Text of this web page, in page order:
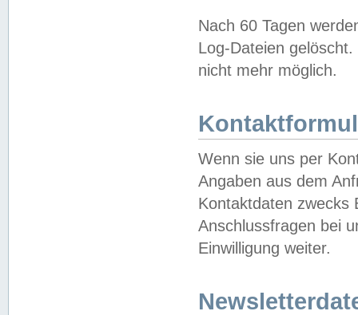
Nach 60 Tagen
Log-Dateien
nicht mehr möglich.
Wenn sie uns per
Angaben aus dem
Kontaktdaten zwecks
Anschlussfragen bei
Einwilligung weiter.